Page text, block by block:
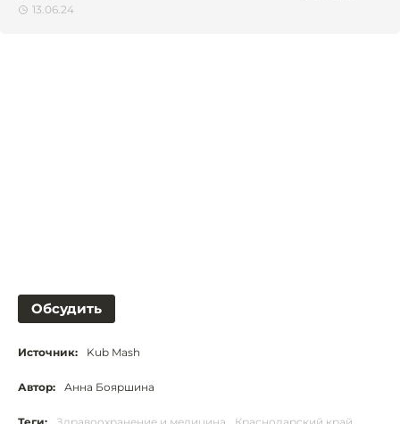
13.06.24
Обсудить
Источник: Kub Mash
Автор: Анна Бояршина